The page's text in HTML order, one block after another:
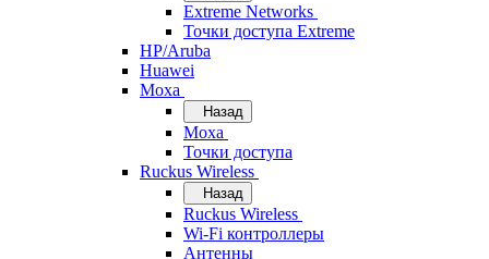
Extreme Networks
Точки доступа Extreme
HP/Aruba
Huawei
Moxa
Назад
Moxa
Точки доступа
Ruckus Wireless
Назад
Ruckus Wireless
Wi-Fi контроллеры
Антенны